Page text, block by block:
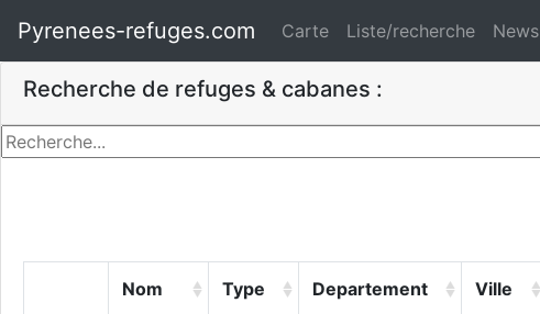
Pyrenees-refuges.com Carte Liste/recherche News
Recherche de refuges & cabanes :
Nom Type Departement Ville